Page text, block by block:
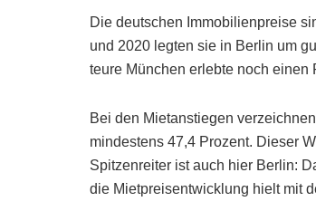
Die deutschen Immobilienpreise
und 2020 legten sie in Berlin um
teure München erlebte noch einen
Bei den Mietanstiegen
mindestens 47,4 Prozent. Dieser
Spitzenreiter ist auch hier Berlin:
die Mietpreisentwicklung hielt mit